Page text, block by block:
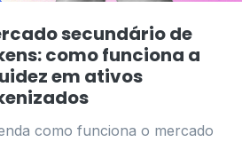
secundário de
como funciona a
em ativos
como funciona o mercado